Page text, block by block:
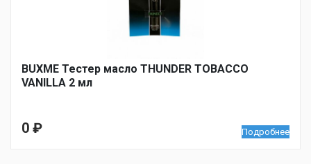
BUXME Тестер масло THUNDER TOBACCO
VANILLA 2 мл
0 ₽ Подробнее